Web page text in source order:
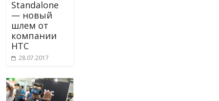
Standalone
— новый
шлем от
компании
HTC
28.07.2017